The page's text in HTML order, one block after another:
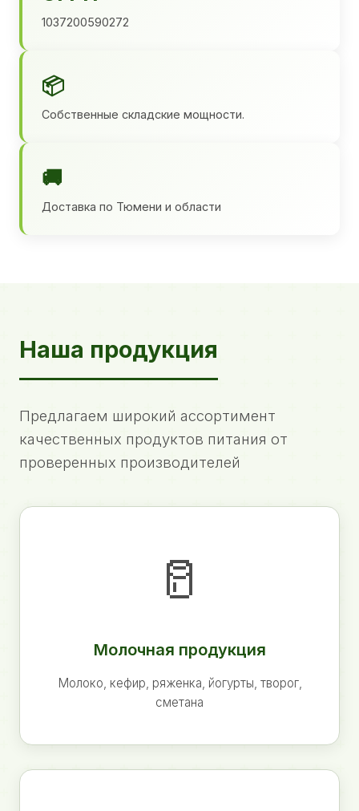
1037200590272
📦
Собственные складские мощности.
🚚
Доставка по Тюмени и области
Наша продукция
Предлагаем широкий ассортимент
качественных продуктов питания от
проверенных производителей
🥛
Молочная продукция
Молоко, кефир, ряженка, йогурты, творог,
сметана